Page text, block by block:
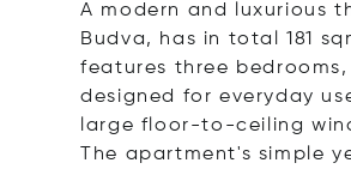
A modern and luxurious
Budva, has in total 181
features three
designed for everyday
large floor-to-ceiling
The apartment's simple